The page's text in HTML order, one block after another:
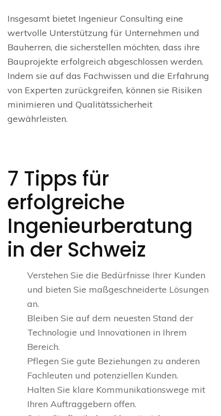
Insgesamt bietet Ingenieur Consulting eine
wertvolle Unterstützung für Unternehmen und
Bauherren, die sicherstellen möchten, dass ihre
Bauprojekte erfolgreich abgeschlossen werden.
Indem sie auf das Fachwissen und die Erfahrung
von Experten zurückgreifen, können sie Risiken
minimieren und Qualitätssicherheit
gewährleisten.
7 Tipps für
erfolgreiche
Ingenieurberatung
in der Schweiz
Verstehen Sie die Bedürfnisse Ihrer Kunden
und bieten Sie maßgeschneiderte Lösungen
an.
Bleiben Sie auf dem neuesten Stand der
Technologie und Innovationen in Ihrem
Bereich.
Pflegen Sie gute Beziehungen zu anderen
Fachleuten und potenziellen Kunden.
Halten Sie klare Kommunikationswege mit
Ihren Auftraggebern offen.